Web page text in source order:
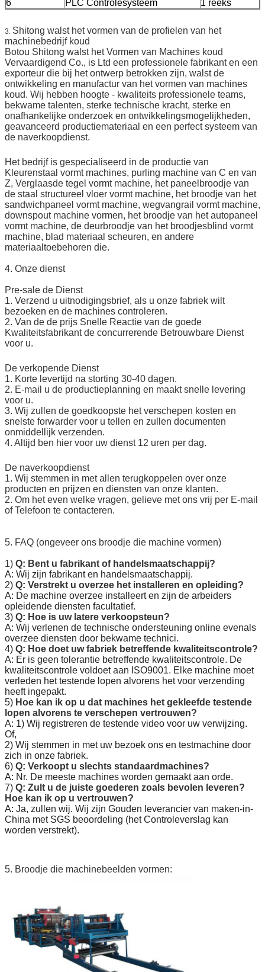
6 PLC Controlesysteem 1 reeks
3. Shitong walst het vormen van de profielen van het
machinebedrijf koud
Botou Shitong walst het Vormen van Machines koud
Vervaardigend Co., is Ltd een professionele fabrikant en een
exporteur die bij het ontwerp betrokken zijn, walst de
ontwikkeling en manufactur van het vormen van machines
koud. Wij hebben hoogte - kwaliteits professionele teams,
bekwame talenten, sterke technische kracht, sterke en
onafhankelijke onderzoek en ontwikkelingsmogelijkheden,
geavanceerd productiemateriaal en een perfect systeem van
de naverkoopdienst.
Het bedrijf is gespecialiseerd in de productie van
Kleurenstaal vormt machines, purling machine van C en van
Z, Verglaasde tegel vormt machine, het paneelbroodje van
de staal structureel vloer vormt machine, het broodje van het
sandwichpaneel vormt machine, wegvangrail vormt machine,
downspout machine vormen, het broodje van het autopaneel
vormt machine, de deurbroodje van het broodjesblind vormt
machine, blad materiaal scheuren, en andere
materiaaltoebehoren die.
4. Onze dienst
Pre-sale de Dienst
1. Verzend u uitnodigingsbrief, als u onze fabriek wilt
bezoeken en de machines controleren.
2. Van de de prijs Snelle Reactie van de goede
Kwaliteitsfabrikant de concurrerende Betrouwbare Dienst
voor u.
De verkopende Dienst
1. Korte levertijd na storting 30-40 dagen.
2. E-mail u de productieplanning en maakt snelle levering
voor u.
3. Wij zullen de goedkoopste het verschepen kosten en
snelste forwarder voor u tellen en zullen documenten
onmiddellijk verzenden.
4. Altijd ben hier voor uw dienst 12 uren per dag.
De naverkoopdienst
1. Wij stemmen in met allen terugkoppelen over onze
producten en prijzen en diensten van onze klanten.
2. Om het even welke vragen, gelieve met ons vrij per E-mail
of Telefoon te contacteren.
5. FAQ (ongeveer ons broodje die machine vormen)
1) Q: Bent u fabrikant of handelsmaatschappij?
A: Wij zijn fabrikant en handelsmaatschappij.
2) Q: Verstrekt u overzee het installeren en opleiding?
A: De machine overzee installeert en zijn de arbeiders
opleidende diensten facultatief.
3) Q: Hoe is uw latere verkoopsteun?
A: Wij verlenen de technische ondersteuning online evenals
overzee diensten door bekwame technici.
4) Q: Hoe doet uw fabriek betreffende kwaliteitscontrole?
A: Er is geen tolerantie betreffende kwaliteitscontrole. De
kwaliteitscontrole voldoet aan ISO9001. Elke machine moet
verleden het testende lopen alvorens het voor verzending
heeft ingepakt.
5) Hoe kan ik op u dat machines het gekleefde testende
lopen alvorens te verschepen vertrouwen?
A: 1) Wij registreren de testende video voor uw verwijzing.
Of,
2) Wij stemmen in met uw bezoek ons en testmachine door
zich in onze fabriek.
6) Q: Verkoopt u slechts standaardmachines?
A: Nr. De meeste machines worden gemaakt aan orde.
7) Q: Zult u de juiste goederen zoals bevolen leveren?
Hoe kan ik op u vertrouwen?
A: Ja, zullen wij. Wij zijn Gouden leverancier van maken-in-
China met SGS beoordeling (het Controleverslag kan
worden verstrekt).
5. Broodje die machinebeelden vormen: